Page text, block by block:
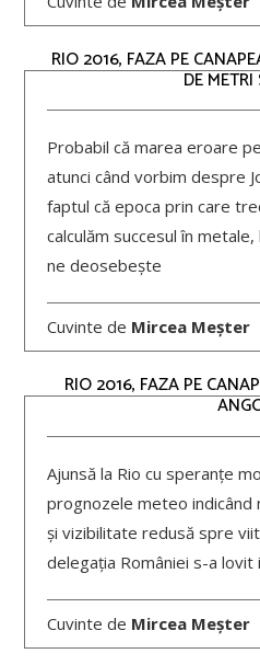
RIO 2016, FAZA PE
DE METRI
Probabil că marea eroare
atunci când vorbim despre
faptul că epoca prin care
calculăm succesul în metale,
ne deosebește
Cuvinte de Mircea Meșter
RIO 2016, FAZA PE
Ajunsă la Rio cu speranțe
prognozele meteo indicând
și vizibilitate redusă spre
delegația României s-a lovit
Cuvinte de Mircea Meșter